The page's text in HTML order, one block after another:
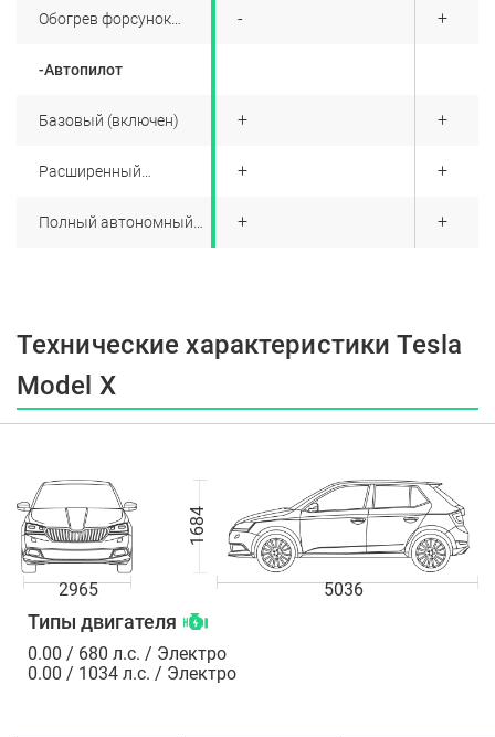
Обогрев форсунок
-Автопилот
Базовый (включен)
Расширенный
Полный автономный
+
+
+
+
-
+
+
+
+
+
+
+
Технические характеристики Tesla
Model X
2965
1684
5036
Типы двигателя
0.00 / 680 л.с. / Электро
0.00 / 1034 л.с. / Электро